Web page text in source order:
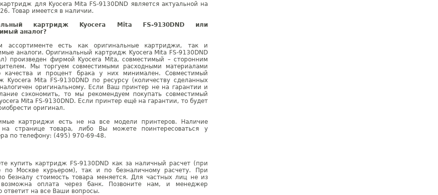
для Kyocera Mita FS-9130DND является актуальной на
Товар имеется в наличии.
картридж Kyocera Mita FS-9130DND или
аналог?
ассортименте есть как оригинальные картриджи, так и
аналоги. Оригинальный картридж Kyocera Mita FS-9130DND
произведен фирмой Kyocera Mita, совместимый – сторонним
Мы торгуем совместимыми расходными материалами
качества и процент брака у них минимален. Совместимый
Kyocera Mita FS-9130DND по ресурсу (количеству сделанных
оригинальному. Если Ваш принтер не на гарантии и
сэкономить, то мы рекомендуем покупать совместимый
Mita FS-9130DND. Если принтер ещё на гарантии, то будет
оригинал.
картриджи есть не на все модели принтеров. Наличие
на странице товара, либо Вы можете поинтересоваться у
по телефону: (495) 970-69-48.
купить картридж FS-9130DND как за наличный расчет (при
по Москве курьером), так и по безналичному расчету. При
безналу стоимость товара меняется. Для частных лиц не из
оплата через банк. Позвоните нам, и менеджер
ответит на все Ваши вопросы.